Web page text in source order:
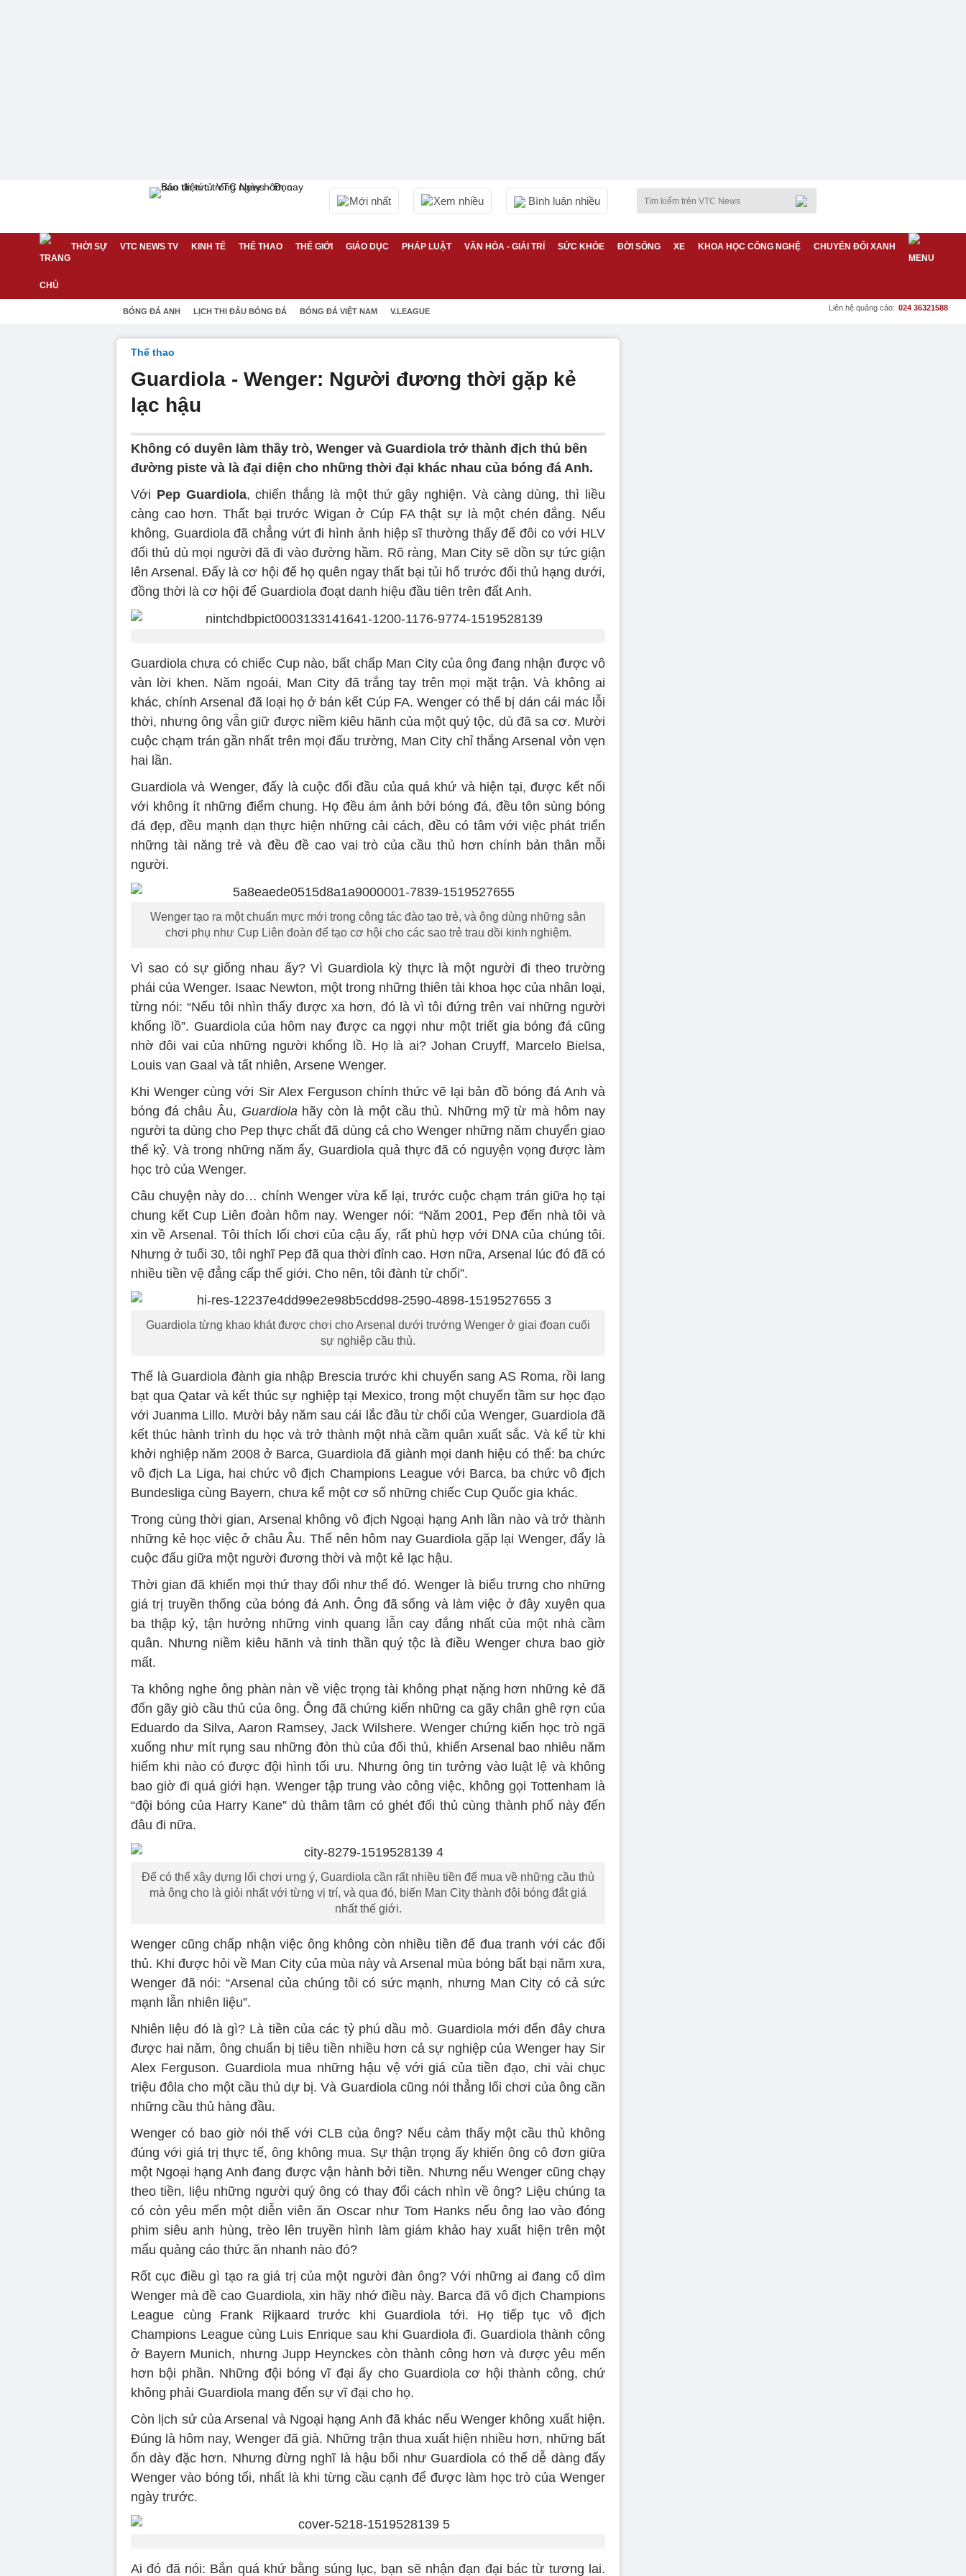
Mới nhất Xem nhiều Bình luận nhiều
THỜI SỰ VTC NEWS TV KINH TẾ THỂ THAO THẾ GIỚI GIÁO DỤC PHÁP LUẬT VĂN HÓA - GIẢI TRÍ SỨC KHỎE ĐỜI SỐNG XE KHOA HỌC CÔNG NGHỆ CHUYỂN ĐỔI XANH
BÓNG ĐÁ ANH LỊCH THI ĐẤU BÓNG ĐÁ BÓNG ĐÁ VIỆT NAM V.LEAGUE Liên hệ quảng cáo: 024 36321588
Thể thao
Guardiola - Wenger: Người đương thời gặp kẻ
lạc hậu
Không có duyên làm thầy trò, Wenger và Guardiola trở thành địch thủ bên
đường piste và là đại diện cho những thời đại khác nhau của bóng đá Anh.
Với Pep Guardiola, chiến thắng là một thứ gây nghiện. Và càng dùng, thì liều
càng cao hơn. Thất bại trước Wigan ở Cúp FA thật sự là một chén đắng. Nếu
không, Guardiola đã chẳng vứt đi hình ảnh hiệp sĩ thường thấy để đôi co với HLV
đối thủ dù mọi người đã đi vào đường hầm. Rõ ràng, Man City sẽ dồn sự tức giận
lên Arsenal. Đấy là cơ hội để họ quên ngay thất bại tủi hổ trước đối thủ hạng dưới,
đồng thời là cơ hội để Guardiola đoạt danh hiệu đầu tiên trên đất Anh.
Guardiola chưa có chiếc Cup nào, bất chấp Man City của ông đang nhận được vô
vàn lời khen. Năm ngoái, Man City đã trắng tay trên mọi mặt trận. Và không ai
khác, chính Arsenal đã loại họ ở bán kết Cúp FA. Wenger có thể bị dán cái mác lỗi
thời, nhưng ông vẫn giữ được niềm kiêu hãnh của một quý tộc, dù đã sa cơ. Mười
cuộc chạm trán gần nhất trên mọi đấu trường, Man City chỉ thắng Arsenal vỏn vẹn
hai lần.
Guardiola và Wenger, đấy là cuộc đối đầu của quá khứ và hiện tại, được kết nối
với không ít những điểm chung. Họ đều ám ảnh bởi bóng đá, đều tôn sùng bóng
đá đẹp, đều mạnh dạn thực hiện những cải cách, đều có tâm với việc phát triển
những tài năng trẻ và đều đề cao vai trò của cầu thủ hơn chính bản thân mỗi
người.
Wenger tạo ra một chuẩn mực mới trong công tác đào tạo trẻ, và ông dùng những sân
chơi phụ như Cup Liên đoàn để tạo cơ hội cho các sao trẻ trau dồi kinh nghiệm.
Vì sao có sự giống nhau ấy? Vì Guardiola kỳ thực là một người đi theo trường
phái của Wenger. Isaac Newton, một trong những thiên tài khoa học của nhân loại,
từng nói: “Nếu tôi nhìn thấy được xa hơn, đó là vì tôi đứng trên vai những người
khổng lồ”. Guardiola của hôm nay được ca ngợi như một triết gia bóng đá cũng
nhờ đôi vai của những người khổng lồ. Họ là ai? Johan Cruyff, Marcelo Bielsa,
Louis van Gaal và tất nhiên, Arsene Wenger.
Khi Wenger cùng với Sir Alex Ferguson chính thức vẽ lại bản đồ bóng đá Anh và
bóng đá châu Âu, Guardiola hãy còn là một cầu thủ. Những mỹ từ mà hôm nay
người ta dùng cho Pep thực chất đã dùng cả cho Wenger những năm chuyển giao
thế kỷ. Và trong những năm ấy, Guardiola quả thực đã có nguyện vọng được làm
học trò của Wenger.
Câu chuyện này do… chính Wenger vừa kể lại, trước cuộc chạm trán giữa họ tại
chung kết Cup Liên đoàn hôm nay. Wenger nói: “Năm 2001, Pep đến nhà tôi và
xin về Arsenal. Tôi thích lối chơi của cậu ấy, rất phù hợp với DNA của chúng tôi.
Nhưng ở tuổi 30, tôi nghĩ Pep đã qua thời đỉnh cao. Hơn nữa, Arsenal lúc đó đã có
nhiều tiền vệ đẳng cấp thế giới. Cho nên, tôi đành từ chối”.
Guardiola từng khao khát được chơi cho Arsenal dưới trướng Wenger ở giai đoạn cuối
sự nghiệp cầu thủ.
Thế là Guardiola đành gia nhập Brescia trước khi chuyển sang AS Roma, rồi lang
bạt qua Qatar và kết thúc sự nghiệp tại Mexico, trong một chuyến tầm sư học đạo
với Juanma Lillo. Mười bảy năm sau cái lắc đầu từ chối của Wenger, Guardiola đã
kết thúc hành trình du học và trở thành một nhà cầm quân xuất sắc. Và kể từ khi
khởi nghiệp năm 2008 ở Barca, Guardiola đã giành mọi danh hiệu có thể: ba chức
vô địch La Liga, hai chức vô địch Champions League với Barca, ba chức vô địch
Bundesliga cùng Bayern, chưa kể một cơ số những chiếc Cup Quốc gia khác.
Trong cùng thời gian, Arsenal không vô địch Ngoại hạng Anh lần nào và trở thành
những kẻ học việc ở châu Âu. Thế nên hôm nay Guardiola gặp lại Wenger, đấy là
cuộc đấu giữa một người đương thời và một kẻ lạc hậu.
Thời gian đã khiến mọi thứ thay đổi như thế đó. Wenger là biểu trưng cho những
giá trị truyền thống của bóng đá Anh. Ông đã sống và làm việc ở đây xuyên qua
ba thập kỷ, tận hưởng những vinh quang lẫn cay đắng nhất của một nhà cầm
quân. Nhưng niềm kiêu hãnh và tinh thần quý tộc là điều Wenger chưa bao giờ
mất.
Ta không nghe ông phàn nàn về việc trọng tài không phạt nặng hơn những kẻ đã
đốn gãy giò cầu thủ của ông. Ông đã chứng kiến những ca gãy chân ghê rợn của
Eduardo da Silva, Aaron Ramsey, Jack Wilshere. Wenger chứng kiến học trò ngã
xuống như mít rụng sau những đòn thù của đối thủ, khiến Arsenal bao nhiêu năm
hiếm khi nào có được đội hình tối ưu. Nhưng ông tin tưởng vào luật lệ và không
bao giờ đi quá giới hạn. Wenger tập trung vào công việc, không gọi Tottenham là
“đội bóng của Harry Kane” dù thâm tâm có ghét đối thủ cùng thành phố này đến
đâu đi nữa.
Để có thể xây dựng lối chơi ưng ý, Guardiola cần rất nhiều tiền để mua về những cầu thủ
mà ông cho là giỏi nhất với từng vị trí, và qua đó, biến Man City thành đội bóng đắt giá
nhất thế giới.
Wenger cũng chấp nhận việc ông không còn nhiều tiền để đua tranh với các đối
thủ. Khi được hỏi về Man City của mùa này và Arsenal mùa bóng bất bại năm xưa,
Wenger đã nói: “Arsenal của chúng tôi có sức mạnh, nhưng Man City có cả sức
mạnh lẫn nhiên liệu”.
Nhiên liệu đó là gì? Là tiền của các tỷ phú dầu mỏ. Guardiola mới đến đây chưa
được hai năm, ông chuẩn bị tiêu tiền nhiều hơn cả sự nghiệp của Wenger hay Sir
Alex Ferguson. Guardiola mua những hậu vệ với giá của tiền đạo, chi vài chục
triệu đôla cho một cầu thủ dự bị. Và Guardiola cũng nói thẳng lối chơi của ông cần
những cầu thủ hàng đầu.
Wenger có bao giờ nói thế với CLB của ông? Nếu cảm thấy một cầu thủ không
đúng với giá trị thực tế, ông không mua. Sự thận trọng ấy khiến ông cô đơn giữa
một Ngoại hạng Anh đang được vận hành bởi tiền. Nhưng nếu Wenger cũng chạy
theo tiền, liệu những người quý ông có thay đổi cách nhìn về ông? Liệu chúng ta
có còn yêu mến một diễn viên ăn Oscar như Tom Hanks nếu ông lao vào đóng
phim siêu anh hùng, trèo lên truyền hình làm giám khảo hay xuất hiện trên một
mẩu quảng cáo thức ăn nhanh nào đó?
Rốt cục điều gì tạo ra giá trị của một người đàn ông? Với những ai đang cố dìm
Wenger mà đề cao Guardiola, xin hãy nhớ điều này. Barca đã vô địch Champions
League cùng Frank Rijkaard trước khi Guardiola tới. Họ tiếp tục vô địch
Champions League cùng Luis Enrique sau khi Guardiola đi. Guardiola thành công
ở Bayern Munich, nhưng Jupp Heynckes còn thành công hơn và được yêu mến
hơn bội phần. Những đội bóng vĩ đại ấy cho Guardiola cơ hội thành công, chứ
không phải Guardiola mang đến sự vĩ đại cho họ.
Còn lịch sử của Arsenal và Ngoại hạng Anh đã khác nếu Wenger không xuất hiện.
Đúng là hôm nay, Wenger đã già. Những trận thua xuất hiện nhiều hơn, những bất
ổn dày đặc hơn. Nhưng đừng nghĩ là hậu bối như Guardiola có thể dễ dàng đẩy
Wenger vào bóng tối, nhất là khi từng cầu cạnh để được làm học trò của Wenger
ngày trước.
Ai đó đã nói: Bắn quá khứ bằng súng lục, bạn sẽ nhận đạn đại bác từ tương lai.